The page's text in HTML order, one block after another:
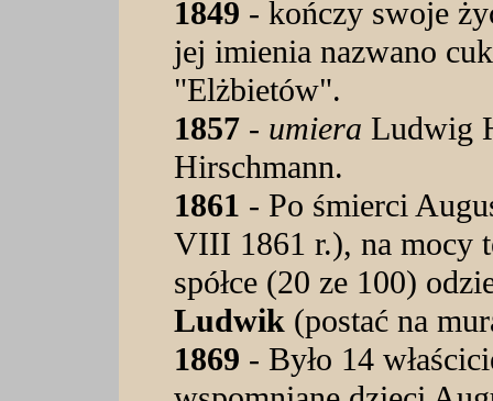
1849 - kończy swoje
jej imienia nazwano
"Elżbietów".
1857 - umiera Ludwig
Hirschmann.
1861 - Po śmierci
VIII 1861 r.), na mocy
spółce (20 ze 100)
Ludwik (postać na
1869 - Było 14